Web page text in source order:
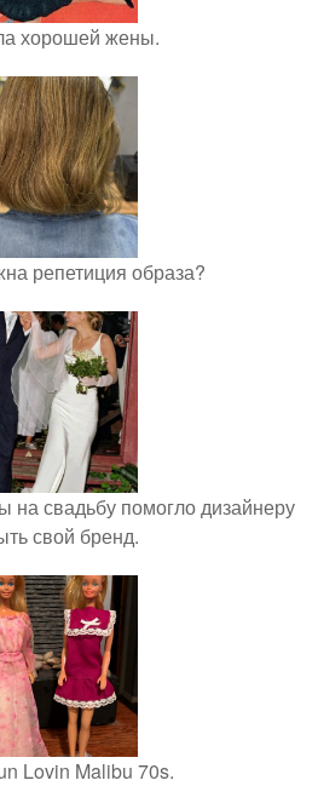
хорошей жены.
репетиция образа?
на свадьбу помогло дизайнеру
свой бренд.
Lovin Malibu 70s.